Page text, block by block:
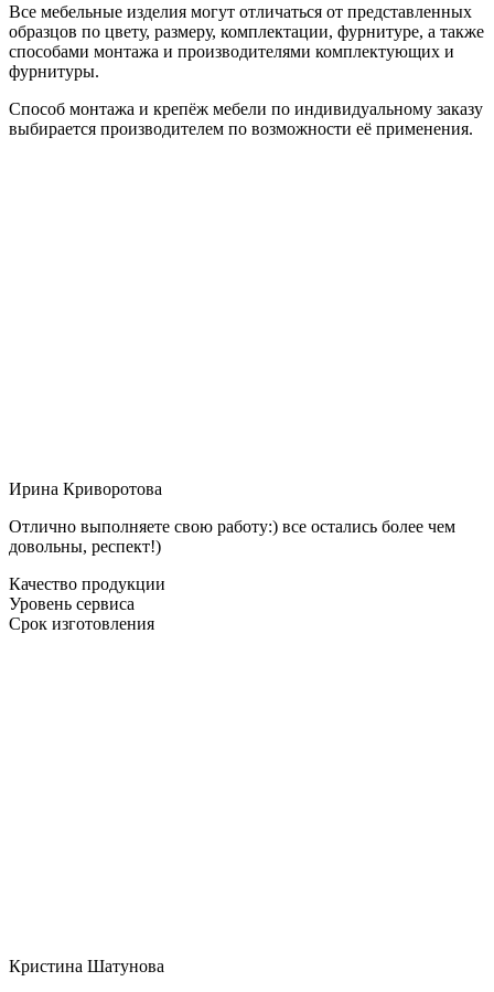
Все мебельные изделия могут отличаться от представленных
образцов по цвету, размеру, комплектации, фурнитуре, а также
способами монтажа и производителями комплектующих и
фурнитуры.
Способ монтажа и крепёж мебели по индивидуальному заказу
выбирается производителем по возможности её применения.
Ирина Криворотова
Отлично выполняете свою работу:) все остались более чем
довольны, респект!)
Качество продукции
Уровень сервиса
Срок изготовления
Кристина Шатунова